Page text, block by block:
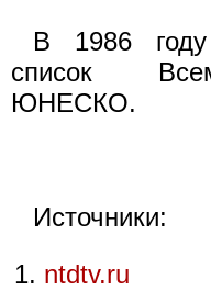
В 1986
список
ЮНЕСКО.
Источники:
ntdtv.ru